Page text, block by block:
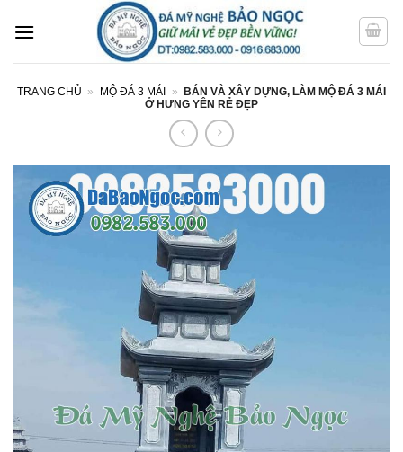
qua
TRANG CHỦ » MỘ ĐÁ 3 MÁI »
BÁN VÀ XÂY DỰNG, LÀM MỘ ĐÁ 3 MÁI
Ở HƯNG YÊN RẺ ĐẸP